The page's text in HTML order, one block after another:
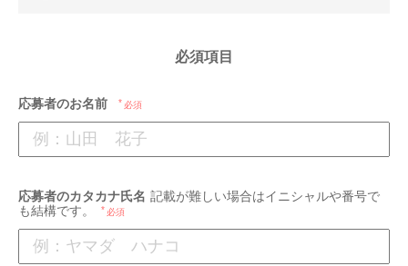
必須項目
応募者のお名前 必須
応募者のカタカナ氏名 記載が難しい場合はイニシャルや番号で
も結構です。
必須